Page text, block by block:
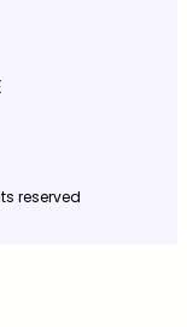
reserved